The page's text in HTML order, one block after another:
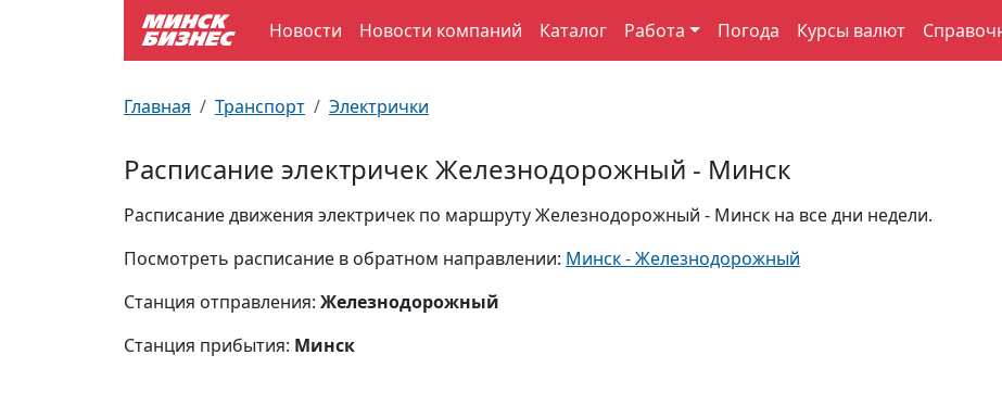
Новости Новости компаний Каталог Работа Погода Курсы валют
Главная Транспорт Электрички
Расписание электричек Железнодорожный - Минск
Расписание движения электричек по маршруту Железнодорожный - Минск на все дни недели.
Посмотреть расписание в обратном направлении: Минск - Железнодорожный
Станция отправления: Железнодорожный
Станция прибытия: Минск
Улицы Минска
Производственный календарь
Документы для ЗАГСа
Пробки на дорогах